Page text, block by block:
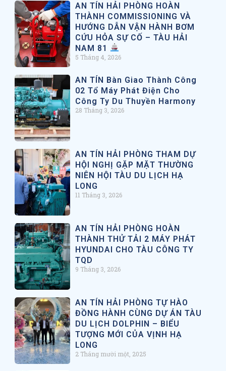
AN TÍN HẢI PHÒNG HOÀN
THÀNH COMMISSIONING VÀ
HƯỚNG DẪN VẬN HÀNH BƠM
CỨU HỎA SỰ CỐ – TÀU HẢI
NAM 81
5 Tháng 4, 2026
AN TÍN Bàn Giao Thành Công
02 Tổ Máy Phát Điện Cho
Công Ty Du Thuyền Harmony
28 Tháng 3, 2026
AN TÍN HẢI PHÒNG THAM DỰ
HỘI NGHỊ GẶP MẶT THƯỜNG
NIÊN HỘI TÀU DU LỊCH HẠ
LONG
11 Tháng 3, 2026
AN TÍN HẢI PHÒNG HOÀN
THÀNH THỬ TẢI 2 MÁY PHÁT
HYUNDAI CHO TÀU CÔNG TY
TQD
9 Tháng 3, 2026
AN TÍN HẢI PHÒNG TỰ HÀO
ĐỒNG HÀNH CÙNG DỰ ÁN TÀU
DU LỊCH DOLPHIN – BIỂU
TƯỢNG MỚI CỦA VỊNH HẠ
LONG
2 Tháng mười một, 2025